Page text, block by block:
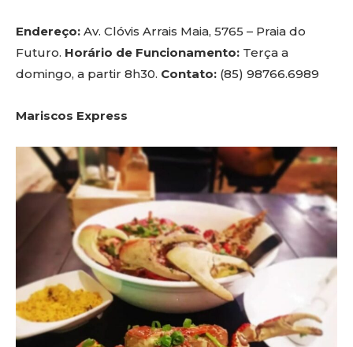
Endereço: Av. Clóvis Arrais Maia, 5765 – Praia do
Futuro. Horário de Funcionamento: Terça a
domingo, a partir 8h30. Contato: (85) 98766.6989
Mariscos Express